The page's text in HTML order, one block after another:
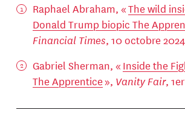
Raphael Abraham, «The wild
Donald Trump biopic The
Financial Times, 10 octobre
Gabriel Sherman, « Inside the
The Apprentice», Vanity Fair,